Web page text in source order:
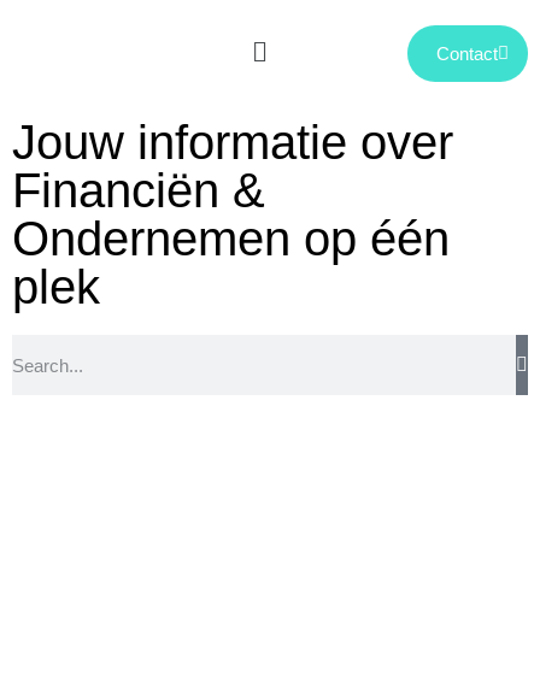
Contact
Jouw informatie over
Financiën &
Ondernemen op één
plek